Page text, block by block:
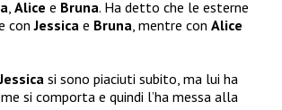
Alice e Bruna. Ha detto che le esterne
conJessica e Bruna , mentre con Alice
Jessica si sono piaciuti subito, ma lui ha
si comporta e quindi l’ha messa alla